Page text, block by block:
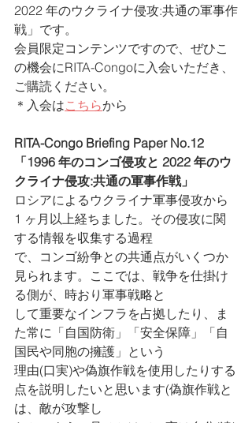
2022 年のウクライナ侵攻:共通の軍事作
戦」です。
会員限定コンテンツですので、ぜひこ
の機会にRITA-Congoに入会いただき、
ご購読ください。
＊入会はこちらから
RITA-Congo Briefing Paper No.12
「1996 年のコンゴ侵攻と 2022 年のウ
クライナ侵攻:共通の軍事作戦」
ロシアによるウクライナ軍事侵攻から
1 ヶ月以上経ちました。その侵攻に関
する情報を収集する過程
で、コンゴ紛争との共通点がいくつか
見られます。ここでは、戦争を仕掛け
る側が、時おり軍事戦略と
して重要なインフラを占拠したり、ま
た常に「自国防衛」「安全保障」「自
国民や同胞の擁護」という
理由(口実)や偽旗作戦を使用したりする
点を説明したいと思います(偽旗作戦と
は、敵が攻撃し